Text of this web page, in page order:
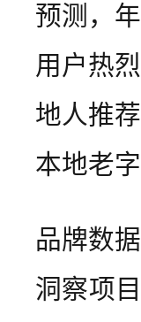
预测，
用户热
地人推
本地老
品牌数
洞察项